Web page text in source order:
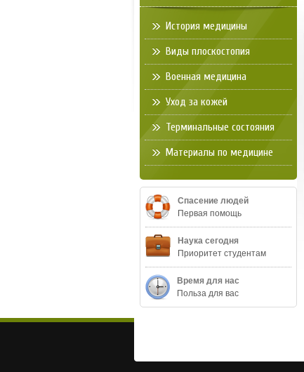
История медицины
Виды плоскостопия
Военная медицина
Уход за кожей
Терминальные состояния
Материалы по медицине
Спасение людей
Первая помощь
Наука сегодня
Приоритет студентам
Время для нас
Польза для вас